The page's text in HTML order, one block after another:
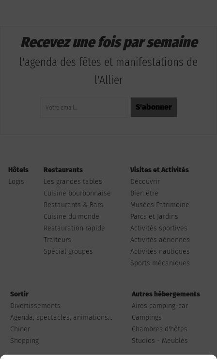
Recevez une fois par semaine
l'agenda des fêtes et manifestations de
l'Allier
Hôtels
Logis
Restaurants
Les grandes tables
Cuisine bourbonnaise
Restaurants & Bars
Cuisine du monde
Restauration rapide
Traiteurs
Spécial groupes
Visites et Activités
Découvrir
Bien être
Musées Patrimoine
Parcs et Jardins
Activités sportives
Activités aériennes
Activités nautiques
Sports mécaniques
Sortir
Divertissements
Agenda, spectacles, animations...
Chiner
Shopping
Autres hébergements
Aires camping-car
Campings
Chambres d'hôtes
Studios - Meublés